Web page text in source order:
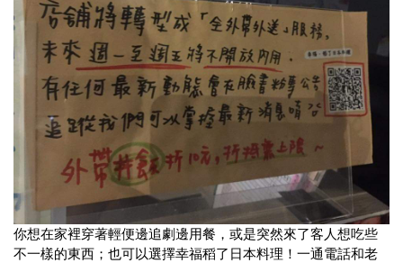
你想在家裡穿著輕便邊追劇邊用餐，或是突然來了客人想吃些
不一樣的東西；也可以選擇幸福稻了日本料理！一通電話和老